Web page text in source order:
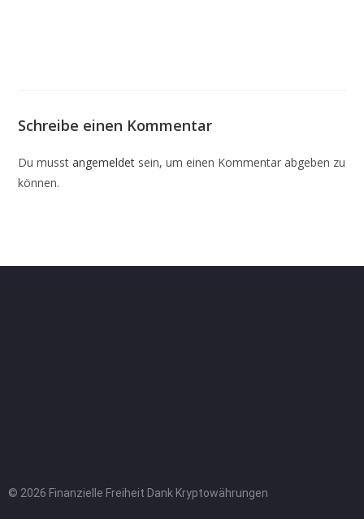
Schreibe einen Kommentar
Du musstangemeldet sein, um einen Kommentar abgeben zu
können.
© 2026 Finanzielle Freiheit Dank Kryptowährungen